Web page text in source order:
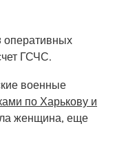
оперативных
ГСЧС.
военные
по Харькову и
женщина, еще